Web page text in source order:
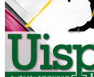
Luglio 2026: "Pensando
rivoluzioni"